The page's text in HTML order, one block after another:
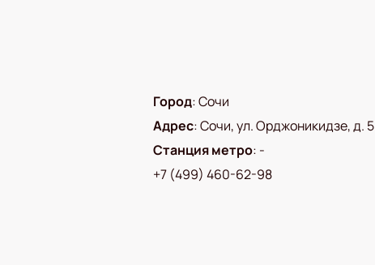
Город:Сочи
Адрес:Сочи, ул. Орджоникидзе, д. 5
Станция метро: -
+7 (499) 460-62-98